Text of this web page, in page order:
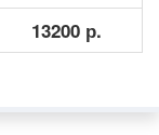
13200 р.